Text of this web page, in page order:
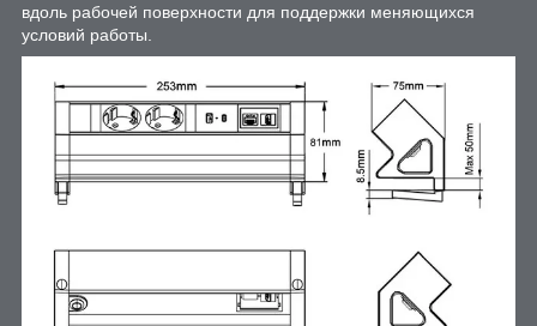
вдоль рабочей поверхности для поддержки меняющихся
условий работы.